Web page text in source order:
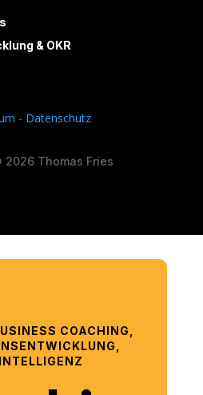
& OKR
- Datenschutz
Thomas Fries
COACHING,